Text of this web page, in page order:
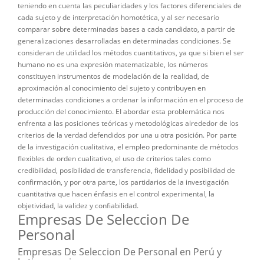
teniendo en cuenta las peculiaridades y los factores diferenciales de
cada sujeto y de interpretación homotética, y al ser necesario
comparar sobre determinadas bases a cada candidato, a partir de
generalizaciones desarrolladas en determinadas condiciones. Se
consideran de utilidad los métodos cuantitativos, ya que si bien el ser
humano no es una expresión matematizable, los números
constituyen instrumentos de modelación de la realidad, de
aproximación al conocimiento del sujeto y contribuyen en
determinadas condiciones a ordenar la información en el proceso de
producción del conocimiento. EI abordar esta problemática nos
enfrenta a las posiciones teóricas y metodológicas alrededor de los
criterios de la verdad defendidos por una u otra posición. Por parte
de la investigación cualitativa, el empleo predominante de métodos
flexibles de orden cualitativo, el uso de criterios tales como
credibilidad, posibilidad de transferencia, fidelidad y posibilidad de
confirmación, y por otra parte, los partidarios de la investigación
cuantitativa que hacen énfasis en el control experimental, la
objetividad, la validez y confiabilidad.
Empresas De Seleccion De
Personal
Empresas De Seleccion De Personal en Perú y